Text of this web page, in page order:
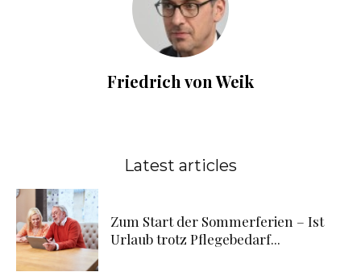
Friedrich von Weik
Latest articles
Zum Start der Sommerferien – Ist
Urlaub trotz Pflegebedarf...